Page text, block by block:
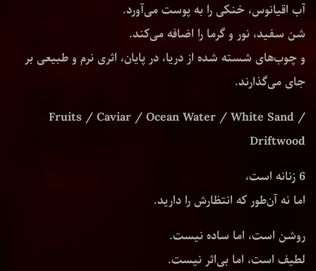
آب اقیانوس، خنکی را به پوست می‌آورد.
شن سفید، نور و گرما را اضافه می‌کند.
و چوب‌های شسته شده از دریا، در پایان، اثری نرم و طبیعی بر
جای می‌گذارند.
Fruits / Caviar / Ocean Water / White Sand /
Driftwood
6 زنانه است،
اما نه آن‌طور که انتظارش را دارید.
روشن است، اما ساده نیست.
لطیف است، اما بی‌اثر نیست.